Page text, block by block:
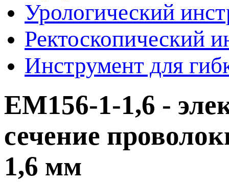
Урологический
Ректоскопический
Инструмент для
EM156-1-1,6 -
сечение
1,6 мм